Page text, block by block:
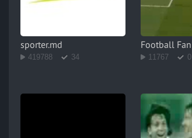
sporter.md
419788 34
Football Fan
11767 0